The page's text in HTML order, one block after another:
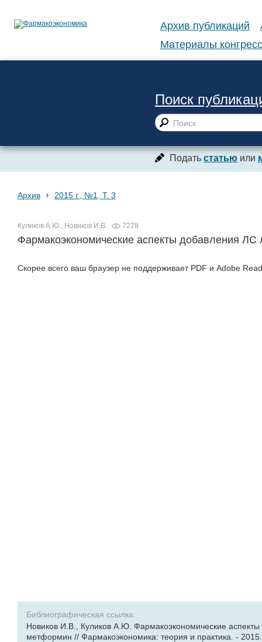
Архив публикаций
Материалы
Поиск
Подать статью или
Архив › 2015 г., №1, Т. 3
Куликов А.Ю., Новиков И.В. 7228
Фармакоэкономические аспекты добавления ЛС
Скорее всего ваш браузер не поддерживает PDF и Adobe
Библиографическая ссылка:
Новиков И.В., Куликов А.Ю. Фармакоэкономические
метформин // Фармакоэкономика: теория и практика. -